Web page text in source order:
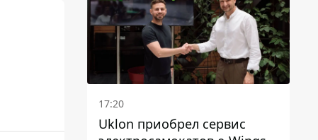
17:20
Uklon приобрел сервис